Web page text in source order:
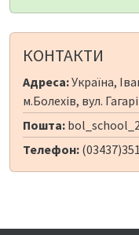
КОНТАКТИ
Адреса:Україна,
м.Болехів, вул.
Пошта:
Телефон: